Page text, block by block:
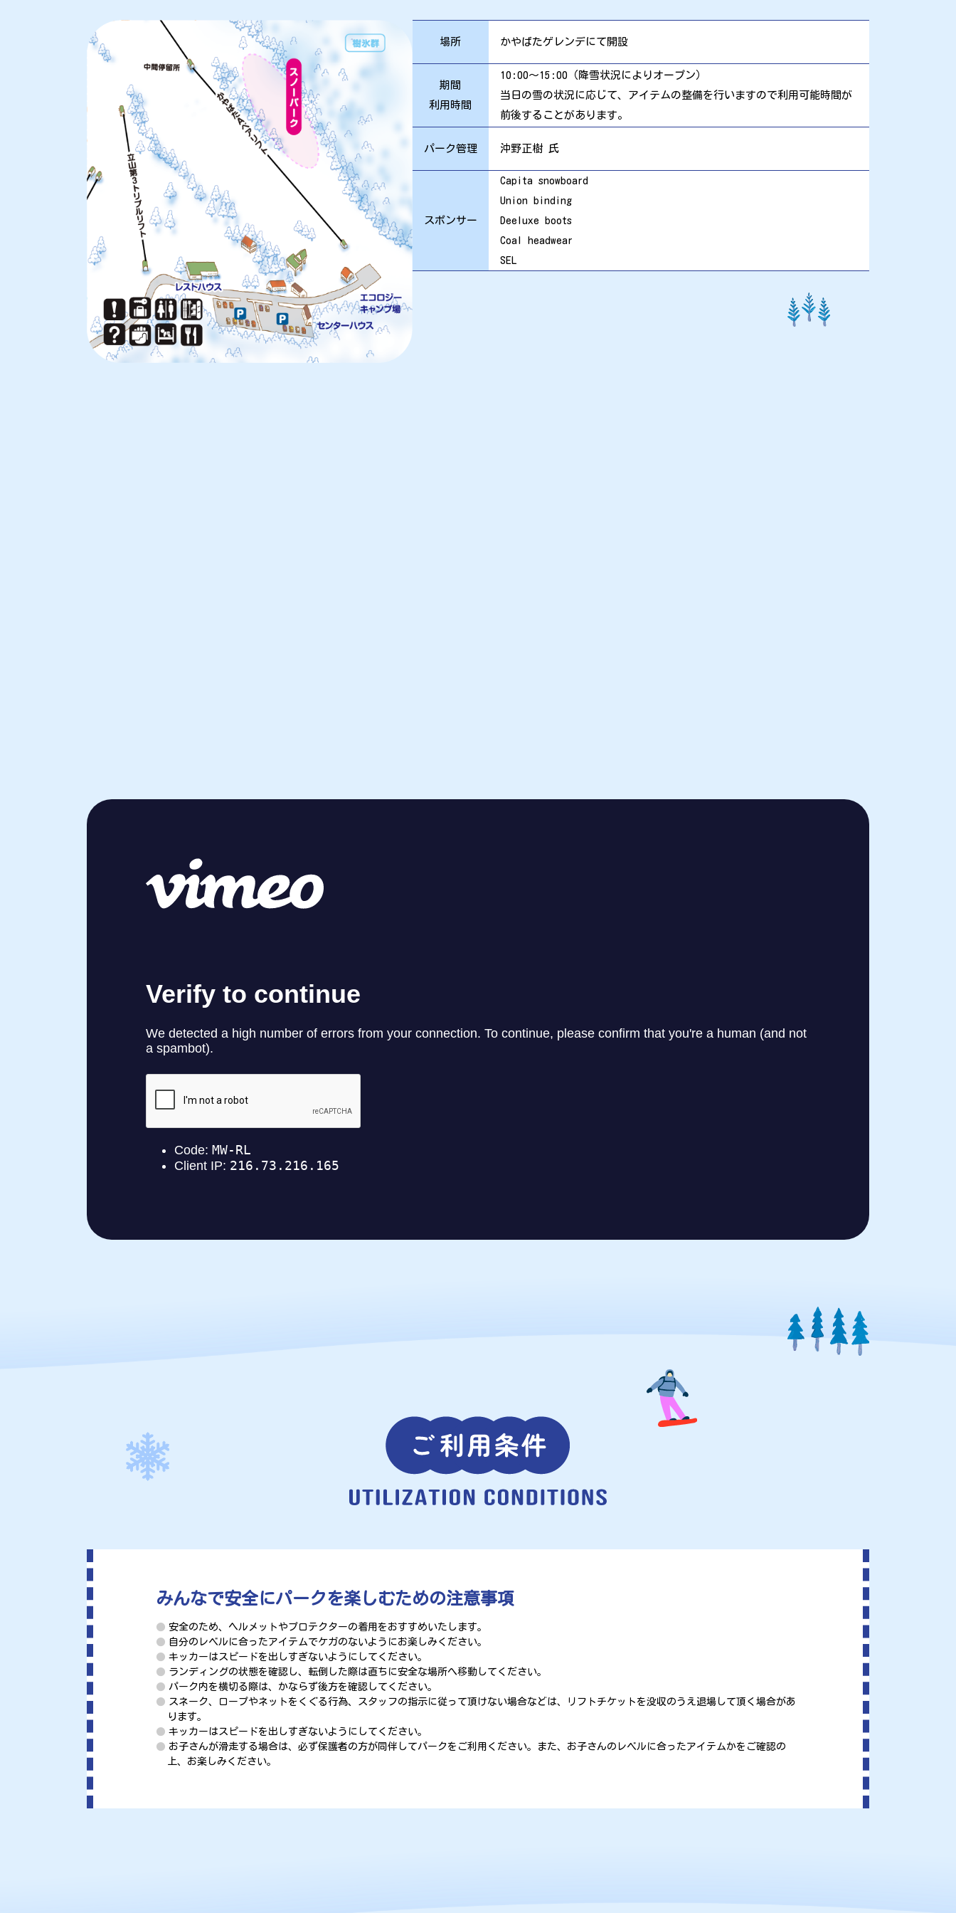
場所 かやばたゲレンデにて開設
期間
利用時間
10:00～15:00（降雪状況によりオープン）
当日の雪の状況に応じて、アイテムの整備を行いますので利用可能時間が
前後することがあります。
パーク管理 沖野正樹 氏
スポンサー
Capita snowboard
Union binding
Deeluxe boots
Coal headwear
SEL
みんなで安全にパークを楽しむための注意事項
安全のため、ヘルメットやプロテクターの着用をおすすめいたします。
自分のレベルに合ったアイテムでケガのないようにお楽しみください。
キッカーはスピードを出しすぎないようにしてください。
ランディングの状態を確認し、転倒した際は直ちに安全な場所へ移動してください。
パーク内を横切る際は、かならず後方を確認してください。
スネーク、ロープやネットをくぐる行為、スタッフの指示に従って頂けない場合などは、リフトチケットを没収のうえ退場して頂く場合があ
ります。
キッカーはスピードを出しすぎないようにしてください。
お子さんが滑走する場合は、必ず保護者の方が同伴してパークをご利用ください。また、お子さんのレベルに合ったアイテムかをご確認の
上、お楽しみください。